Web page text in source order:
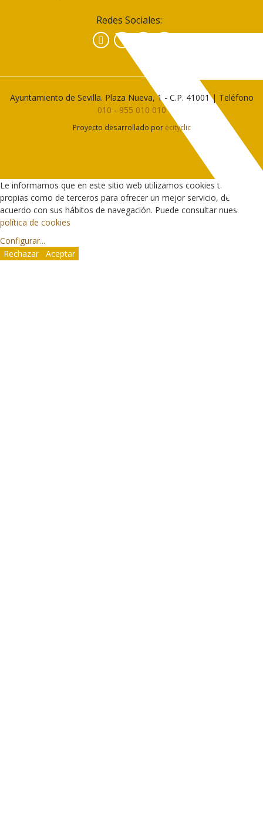
Redes Sociales:
Facebook
Ayuntamiento de Sevilla. Plaza Nueva, 1 - C.P. 41001 | Teléfono
010 - 955 010 010
Proyecto desarrollado por ecityclic
Le informamos que en este sitio web utilizamos cookies tanto
propias como de terceros para ofrecer un mejor servicio, de
acuerdo con sus hábitos de navegación. Puede consultar nuestra
política de cookies
Configurar...
Rechazar
Aceptar